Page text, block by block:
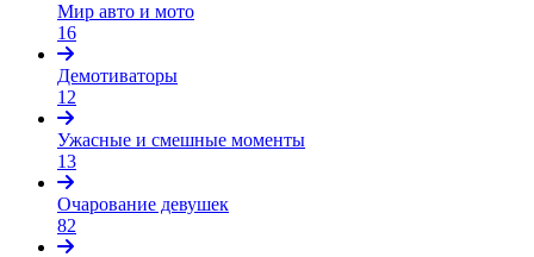
Мир авто и мото
16
Демотиваторы
12
Ужасные и смешные моменты
13
Очарование девушек
82